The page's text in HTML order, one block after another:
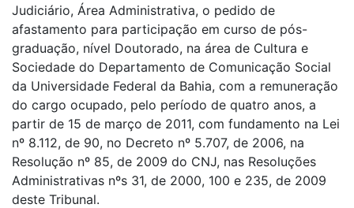
Judiciário, Área Administrativa, o pedido de
afastamento para participação em curso de pós-
graduação, nível Doutorado, na área de Cultura e
Sociedade do Departamento de Comunicação Social
da Universidade Federal da Bahia, com a remuneração
do cargo ocupado, pelo período de quatro anos, a
partir de 15 de março de 2011, com fundamento na Lei
nº 8.112, de 90, no Decreto nº 5.707, de 2006, na
Resolução nº 85, de 2009 do CNJ, nas Resoluções
Administrativas nºs 31, de 2000, 100 e 235, de 2009
deste Tribunal.